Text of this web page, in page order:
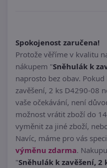
Spokojenost zaručena!
Protože věříme v kvalitu
nákupem "Sněhulák k
naprosto bez obav.
zavěšení, 2 ks D4290-08
vaše očekávání, není
možnost vrátit zboží do
vyměnit za jiné zboží,
Navíc, máme pro vás
výměnu zdarma.
"Sněhulák k zavěšení, 2